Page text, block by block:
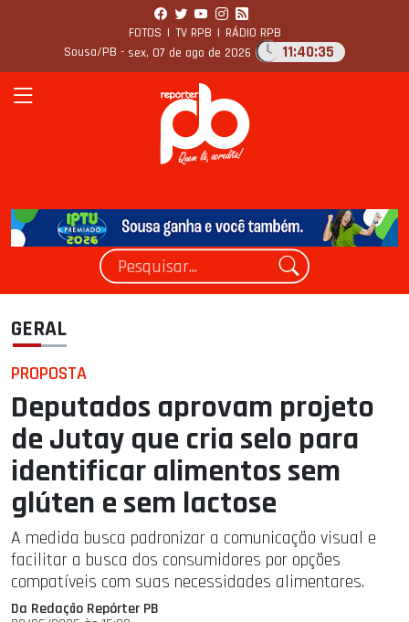
FOTOS | TV RPB | RÁDIO RPB
Sousa/PB - sex, 07 de ago de 2026 11:40:36
GERAL
PROPOSTA
Deputados aprovam projeto
de Jutay que cria selo para
identificar alimentos sem
glúten e sem lactose
A medida busca padronizar a comunicação visual e
facilitar a busca dos consumidores por opções
compatíveis com suas necessidades alimentares.
Da Redação Repórter PB